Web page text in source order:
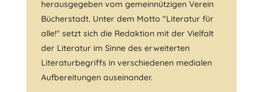
herausgegeben vom gemeinnützigen Verein
Bücherstadt. Unter dem Motto "Literatur für
alle!" setzt sich die Redaktion mit der Vielfalt
der Literatur im Sinne des erweiterten
Literaturbegriffs in verschiedenen medialen
Aufbereitungen auseinander.